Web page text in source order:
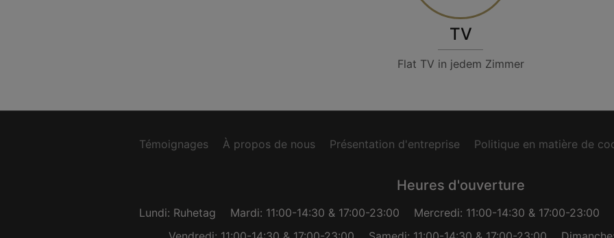
TV
Flat TV in jedem Zimmer
Témoignages À propos de nous Présentation d'entreprise Politique en matière de
Heures d'ouverture
Lundi: Ruhetag Mardi: 11:00-14:30 & 17:00-23:00 Mercredi: 11:00-14:30 & 17:00-23:00